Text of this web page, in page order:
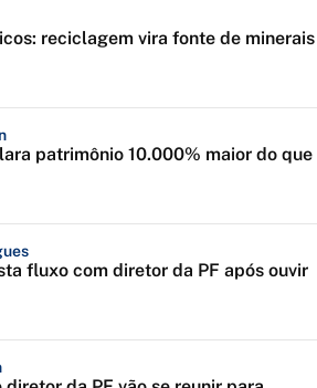
reciclagem vira fonte de minerais
patrimônio 10.000% maior do que
fluxo com diretor da PF após ouvir